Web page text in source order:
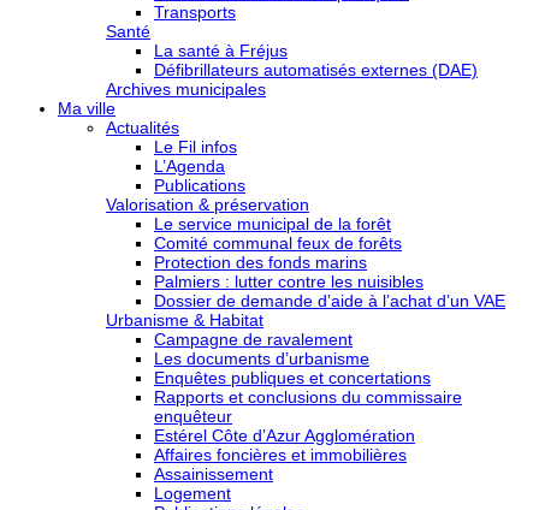
Transports
Santé
La santé à Fréjus
Défibrillateurs automatisés externes (DAE)
Archives municipales
Ma ville
Actualités
Le Fil infos
L’Agenda
Publications
Valorisation & préservation
Le service municipal de la forêt
Comité communal feux de forêts
Protection des fonds marins
Palmiers : lutter contre les nuisibles
Dossier de demande d’aide à l’achat d’un VAE
Urbanisme & Habitat
Campagne de ravalement
Les documents d’urbanisme
Enquêtes publiques et concertations
Rapports et conclusions du commissaire
enquêteur
Estérel Côte d’Azur Agglomération
Affaires foncières et immobilières
Assainissement
Logement